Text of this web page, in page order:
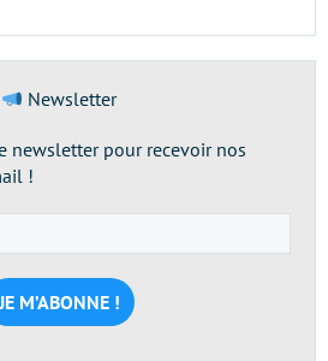
Newsletter
newsletter pour recevoir nos
!
e-
mail
*